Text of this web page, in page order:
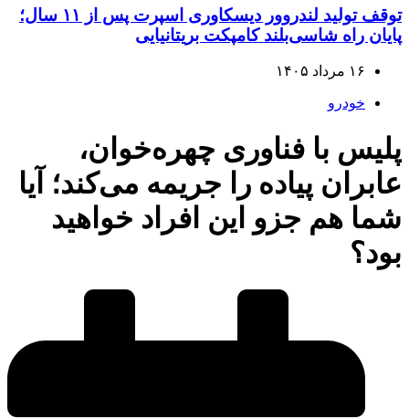
توقف تولید لندروور دیسکاوری اسپرت پس از ۱۱ سال؛
پایان راه شاسی‌بلند کامپکت بریتانیایی
۱۶ مرداد ۱۴۰۵
خودرو
پلیس با فناوری چهره‌خوان،
عابران پیاده را جریمه می‌کند؛ آیا
شما هم جزو این افراد خواهید
بود؟